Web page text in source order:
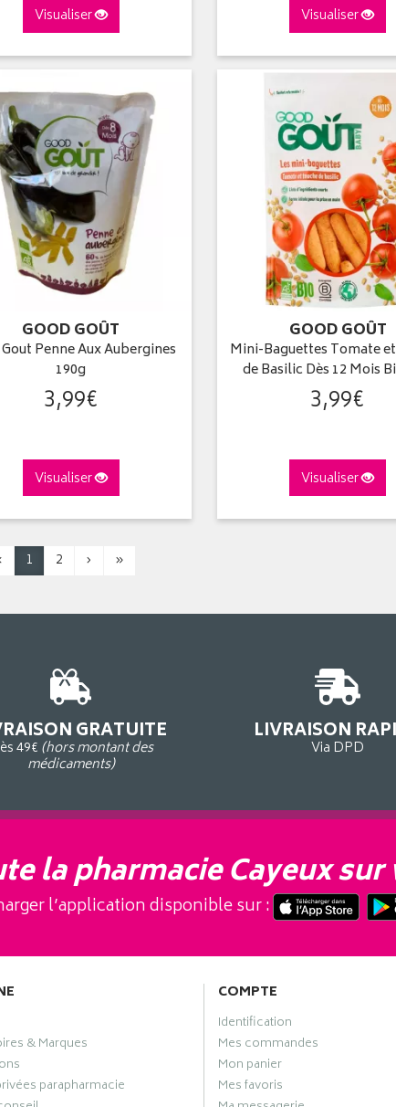
Visualiser Visualiser
GOOD GOÛT
Penne Aux Aubergines
190g
3,99€
Visualiser
GOOD GOÛT
Mini-Baguettes Tomate
de Basilic Dès 12 Mois
3,99€
Visualiser
1 2 › »
GRATUITE
49€ (hors montant des
médicaments)
LIVRAISON
Via DPD
la pharmacie Cayeux
l’application disponible sur :
& Marques
parapharmacie
COMPTE
Identification
Mes commandes
Mon panier
Mes favoris